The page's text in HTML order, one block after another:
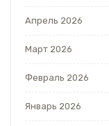
Апрель 2026
Март 2026
Февраль 2026
Январь 2026